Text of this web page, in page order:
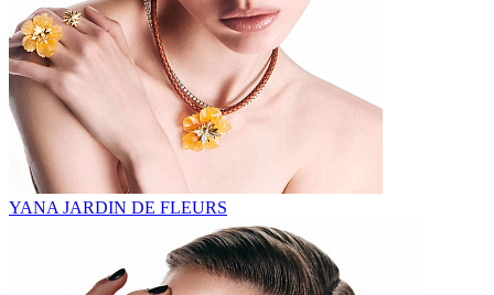
YANA JARDIN DE FLEURS